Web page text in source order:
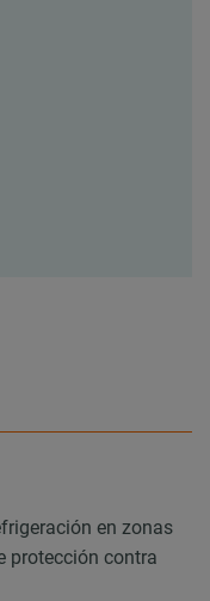
en zonas
protección contra